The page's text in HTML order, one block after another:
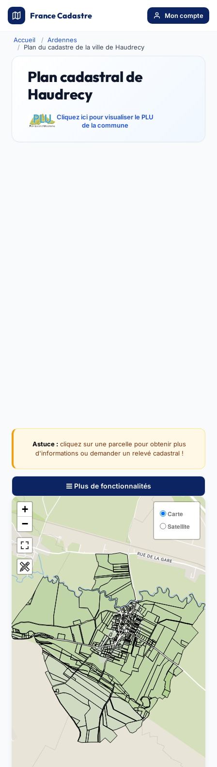
France Cadastre Mon compte
Accueil
Ardennes
Plan du cadastre de la ville de Haudrecy
Plan cadastral de
Haudrecy
Cliquez ici pour visualiser le PLU
de la commune
Astuce : cliquez sur une parcelle pour obtenir plus
d'informations ou demander un relevé cadastral !
Plus de fonctionnalités
+
−
Carte
Satellite